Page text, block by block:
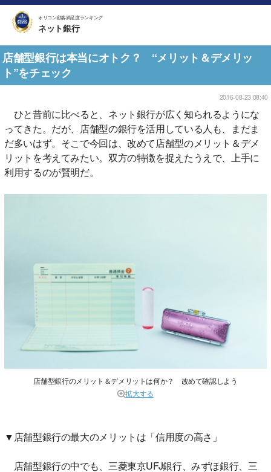
オリコン顧客満足度ランキング
ネット銀行
店舗型銀行は本当にオトク？ “メリット＆デメリッ
ト”をチェック
2016-08-23 08:40
ひと昔前に比べると、ネット銀行が広く知られるようにな
ってきた。だが、店舗型の銀行を活用している人も、まだま
だ多いはず。そこで今回は、改めて店舗型のメリット＆デメ
リットを考えてみたい。双方の特徴を捉えたうえで、上手に
利用するのが賢明だ。
店舗型銀行のメリット＆デメリットは何か？ 改めて確認しよう
拡大する
▼店舗型銀行の最大のメリットは「信用度の高さ」
店舗型銀行の中でも、三菱東京UFJ銀行、みずほ銀行、三